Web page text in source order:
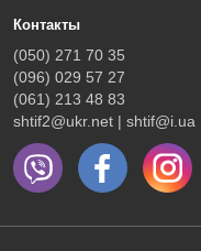
Контакты
(050) 271 70 35
(096) 029 57 27
(061) 213 48 83
shtif2@ukr.net | shtif@i.ua